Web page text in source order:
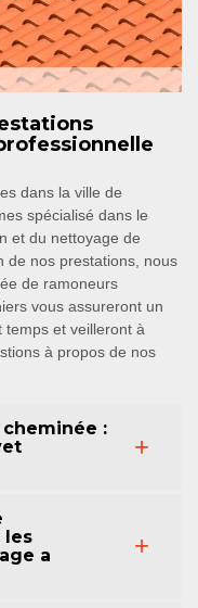
dans la ville de
spécialisé dans le
et du nettoyage de
de nos prestations, nous
de ramoneurs
vous assureront un
et veilleront à
à propos de nos
:
les
a